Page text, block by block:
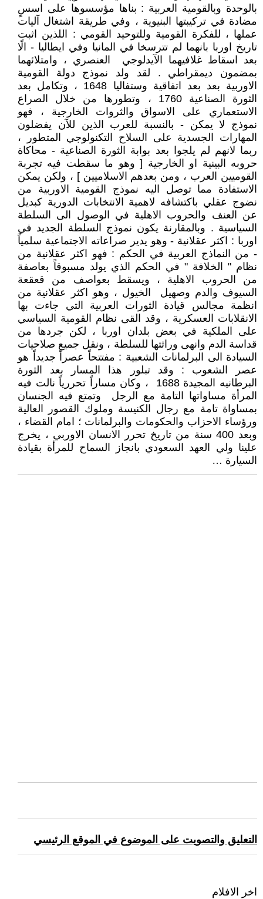
بالوحدة وبالقومية العربية : بناها مؤسسوها على اسسٍ
مضادة في تركيبتها البنيوية ، وفي طريقة اشتغال آليات
عملها ، للفكرة القومية وللتوحيد القومي : اللذين اثبت
تاريخ اوربا بانهما لم تترسخا في المانيا وفي ايطاليا - الًا
بعد اسقاط غلافيهما الآيدلوجي العنصري ، وامتلائهما
بمضمون ديمقراطي . لقد ولد نموذج دولة القومية
الاوربية بعد بعد اتفاقية وستفاليا 1648 ، وتكامل بعد
الثورة الصناعية 1760 ، وتطورها من خلال الصراع
الاستعماري على الاسواق والثروات الخارجية ، فهو
نموذج لا يمكن - بالنسبة للعرب الذين للآن يفضلون
المهارات الجسدية على السلاح التكنولوجي المتطور ،
ربما لانهم لم يلجوا بعد بوابة الثورة الصناعية - محاكاة
حروبه البينية او الخارجية [ وهو ما سقطت فيه تجربة
القوميين العرب ، ومن بعدهم الاسلاميين ] ، ولكن يمكن
الاستفادة مما توصل اليه نموذج القومية الاوربية من
نضوج عقلي باكتشافه لاهمية الانتخابات الدورية كبديل
عن العنف والحروب الاهلية في الوصول الى السلطة
السياسية . وبالمقارنة يكون نموذج السلطة الجديد في
اوربا : اكثر عقلانية - وهو يدير صراعاته الاجتماعية سلمياً
- من النماذج العربية في الحكم : فهو اكثر عقلانية من
نظام " الخلافة " في الحكم الذي يولد مسبوقاً بعاصفة
من الحروب الاهلية ، ويسقط بعواصف من قعقعة
السيوف والدم وصهيل الخيول ، وهو اكثر عقلانية من
انظمة مجالس قيادة الثورات العربية التي جاءت بها
الانقلابات العسكرية ، وقد القى نظام القومية السياسي
على الملكية في بعض بلدان اوربا ، لكن جردها من
قداسة الدم وانهى وراثتها للسلطة ، ونقل جميع صلاحيات
السيادة الى البرلمانات الشعبية : مفتتحاً عصراً جديداً هو
عصر الشعوب : وقد تبلور هذا المسار بعد الثورة
البرطانيه المجيدة 1688 ، وكان مساراً تحررياً نالت فيه
المرأة مساواتها التامة مع الرجل وتمتع فيه الجنسان
بمساواة تامة مع رجال الكنيسة وملوك القصور العالية
ورؤساء الاحزاب والحكومات والبرلمانات ؛ امام القضاء ،
وبعد 400 سنة من تاريخ تحرر الانسان الاوربي ، يخرج
علينا ولي العهد السعودي بانجاز السماح للمرأة بقيادة
السيارة …
التعليق والتصويت على الموضوع في الموقع الرئيسي
اخر الافلام